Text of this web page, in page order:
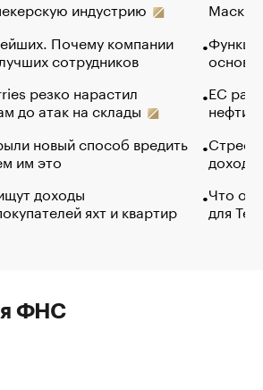
индустрию
Почему компании
сотрудников
резко нарастил
до атак на склады
новый способ вредить
им это
доходы
яхт и квартир
Маск в
основ
ЕС
нефти
Что
для
ФНС